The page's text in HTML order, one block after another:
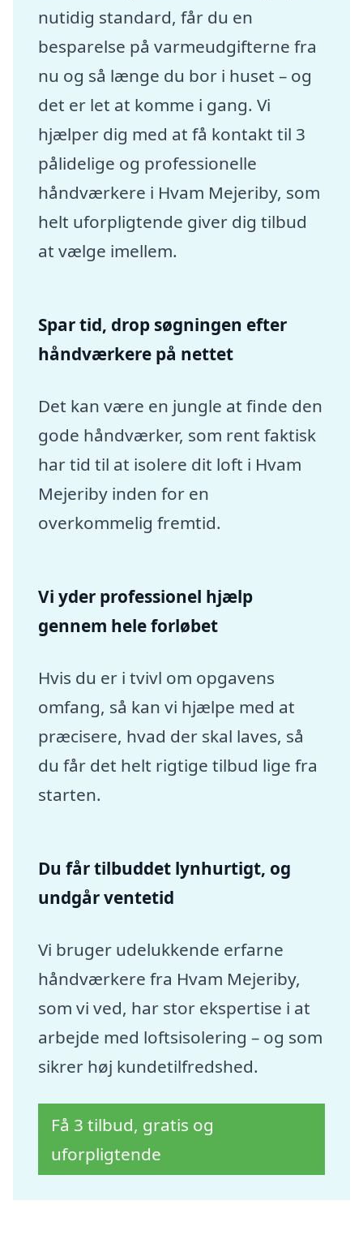
nutidig standard, får du en
besparelse på varmeudgifterne fra
nu og så længe du bor i huset – og
det er let at komme i gang. Vi
hjælper dig med at få kontakt til 3
pålidelige og professionelle
håndværkere i Hvam Mejeriby, som
helt uforpligtende giver dig tilbud
at vælge imellem.
Spar tid, drop søgningen efter
håndværkere på nettet
Det kan være en jungle at finde den
gode håndværker, som rent faktisk
har tid til at isolere dit loft i Hvam
Mejeriby inden for en
overkommelig fremtid.
Vi yder professionel hjælp
gennem hele forløbet
Hvis du er i tvivl om opgavens
omfang, så kan vi hjælpe med at
præcisere, hvad der skal laves, så
du får det helt rigtige tilbud lige fra
starten.
Du får tilbuddet lynhurtigt, og
undgår ventetid
Vi bruger udelukkende erfarne
håndværkere fra Hvam Mejeriby,
som vi ved, har stor ekspertise i at
arbejde med loftsisolering – og som
sikrer høj kundetilfredshed.
Få 3 tilbud, gratis og
uforpligtende